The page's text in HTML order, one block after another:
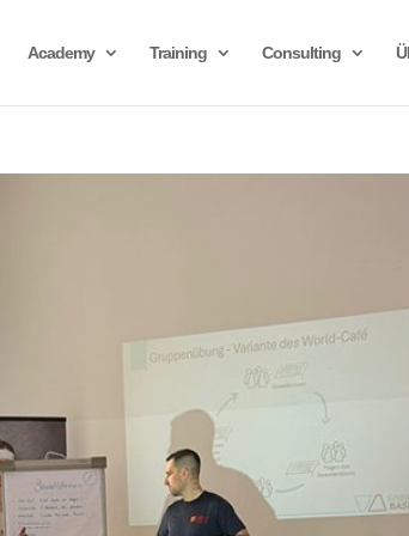
Academy Training Consulting